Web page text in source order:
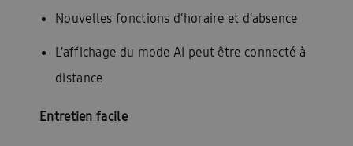
Nouvelles fonctions d’horaire et d’absence
L’affichage du mode AI peut être connecté à
distance
Entretien facile